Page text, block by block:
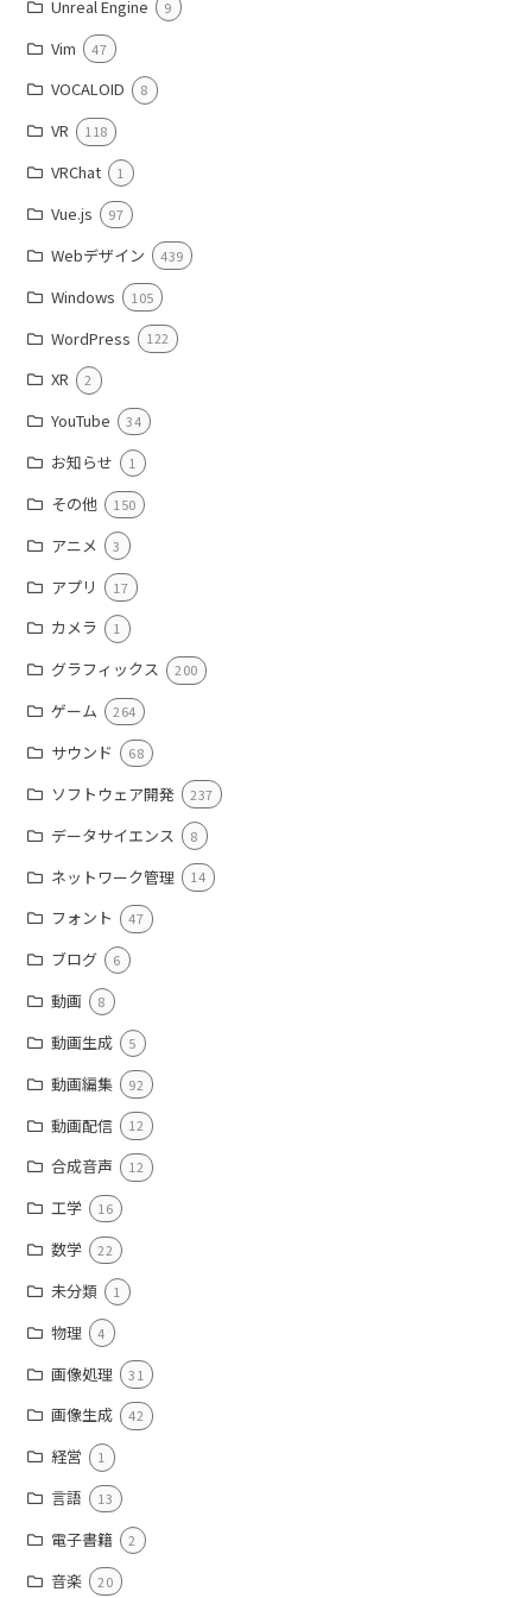
Unreal Engine 9
Vim 47
VOCALOID 8
VR 118
VRChat 1
Vue.js 97
Webデザイン 439
Windows 105
WordPress 122
XR 2
YouTube 34
お知らせ 1
その他 150
アニメ 3
アプリ 17
カメラ 1
グラフィックス 200
ゲーム 264
サウンド 68
ソフトウェア開発 237
データサイエンス 8
ネットワーク管理 14
フォント 47
ブログ 6
動画 8
動画生成 5
動画編集 92
動画配信 12
合成音声 12
工学 16
数学 22
未分類 1
物理 4
画像処理 31
画像生成 42
経営 1
言語 13
電子書籍 2
音楽 20